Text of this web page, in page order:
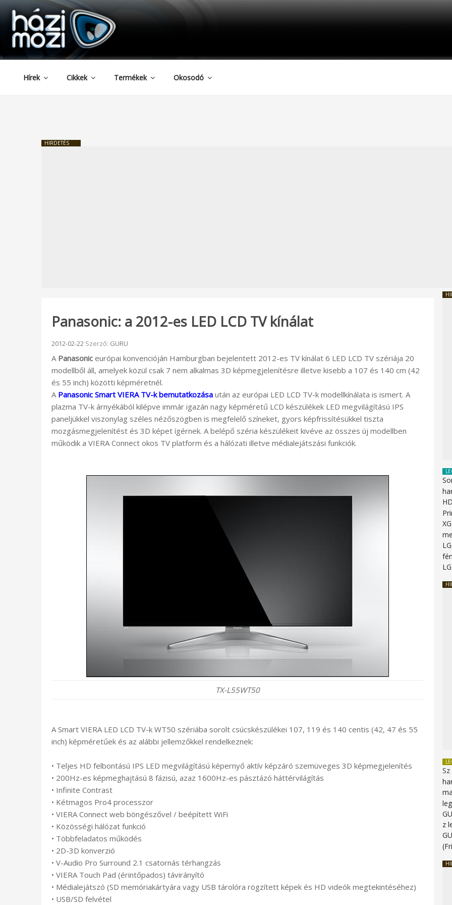
Tartalomhoz
HAZIMOZI
Hírek Cikkek Termékek Okosodó
HIRDETÉS
Panasonic: a 2012-es LED LCD TV kínálat
Beküldve:
2012-02-22 Szerző: GURU
A Panasonic európai konvencióján Hamburgban bejelentett 2012-es TV kínálat 6 LED LCD TV szériája 20
modellből áll, amelyek közül csak 7 nem alkalmas 3D képmegjelenítésre illetve kisebb a 107 és 140 cm (42
és 55 inch) közötti képméretnél.
A Panasonic Smart VIERA TV-k bemutatkozása után az európai LED LCD TV-k modellkínálata is ismert. A
plazma TV-k árnyékából kilépve immár igazán nagy képméretű LCD készülékek LED megvilágítású IPS
paneljükkel viszonylag széles nézőszögben is megfelelő színeket, gyors képfrissítésükkel tiszta
mozgásmegjelenítést és 3D képet ígérnek. A belépő széria készülékeit kivéve az összes új modellben
működik a VIERA Connect okos TV platform és a hálózati illetve médialejátszási funkciók.
TX-L55WT50
A Smart VIERA LED LCD TV-k WT50 szériába sorolt csúcskészülékei 107, 119 és 140 centis (42, 47 és 55
inch) képméretűek és az alábbi jellemzőkkel rendelkeznek:
• Teljes HD felbontású IPS LED megvilágítású képernyő aktív képzáró szemüveges 3D képmegjelenítés
• 200Hz-es képmeghajtású 8 fázisú, azaz 1600Hz-es pásztázó háttérvilágítás
• Infinite Contrast
• Kétmagos Pro4 processzor
• VIERA Connect web böngészővel / beépített WiFi
• Közösségi hálózat funkció
• Többfeladatos működés
• 2D-3D konverzió
• V-Audio Pro Surround 2.1 csatornás térhangzás
• VIERA Touch Pad (érintőpados) távirányító
• Médialejátszó (SD memóriakártyára vagy USB tárolóra rögzített képek és HD videók megtekintéséhez)
• USB/SD felvétel
z